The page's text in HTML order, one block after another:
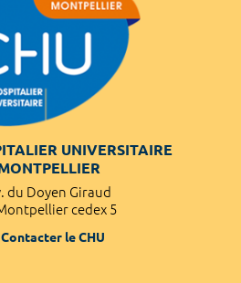
UNIVERSITAIRE
du Doyen Giraud
cedex 5
Contacter le CHU